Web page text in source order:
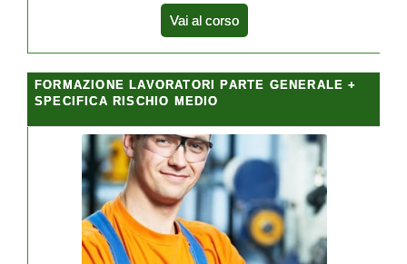
Vai al corso
FORMAZIONE LAVORATORI PARTE GENERALE +
SPECIFICA RISCHIO MEDIO